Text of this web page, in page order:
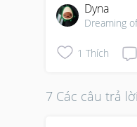
Dyna
Dreaming
1 Thích
7 Các câu trả lời